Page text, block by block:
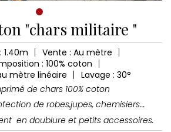
"chars militaire "
1.40m
Vente : Au mètre
: 100% coton
mètre linéaire
Lavage : 30°
de chars 100% coton
de robes,jupes, chemisiers...
en doublure et petits accessoires.